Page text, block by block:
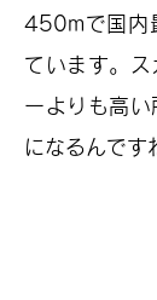
450mで国内
ています。ス
ーよりも高い
になるんです